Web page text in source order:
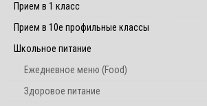
Прием в 1 класс
Прием в 10е профильные классы
Школьное питание
Ежедневное меню (Food)
Здоровое питание